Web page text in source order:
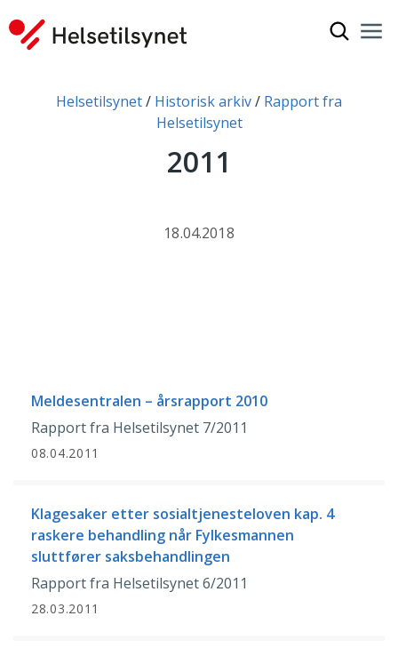
Du er her:Helsetilsynet Historisk arkiv
Rapport fra
Helsetilsynet
2011
18.04.2018
Meldesentralen – årsrapport 2010
Rapport fra Helsetilsynet 7/2011
08.04.2011
Klagesaker etter sosialtjenesteloven kap. 4
raskere behandling når Fylkesmannen
sluttfører saksbehandlingen
Rapport fra Helsetilsynet 6/2011
28.03.2011